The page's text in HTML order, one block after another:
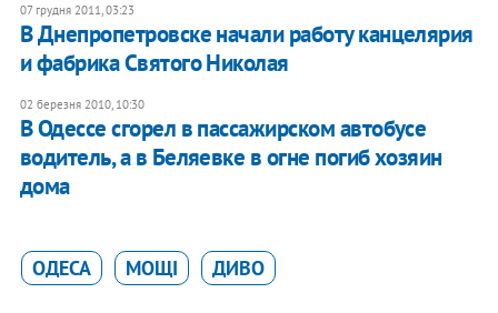
07 грудня 2011, 03:23
В Днепропетровске начали работу канцелярия
и фабрика Святого Николая
02 березня 2010, 10:30
В Одессе сгорел в пассажирском автобусе
водитель, а в Беляевке в огне погиб хозяин
дома
ОДЕСА МОЩІ ДИВО